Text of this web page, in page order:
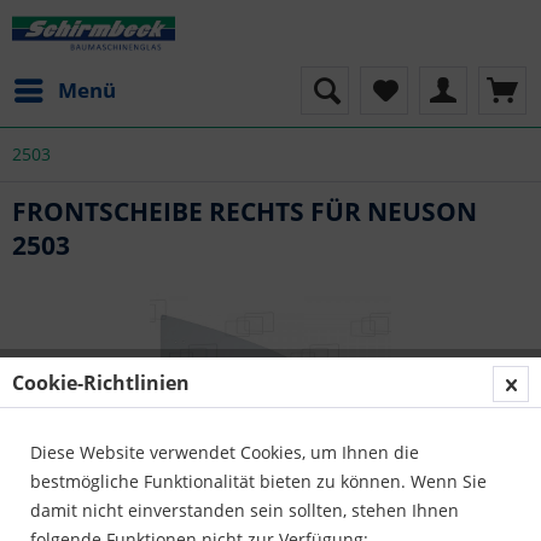
Menü
2503
FRONTSCHEIBE RECHTS FÜR NEUSON
2503
Cookie-Richtlinien
Diese Website verwendet Cookies, um Ihnen die
bestmögliche Funktionalität bieten zu können. Wenn Sie
damit nicht einverstanden sein sollten, stehen Ihnen